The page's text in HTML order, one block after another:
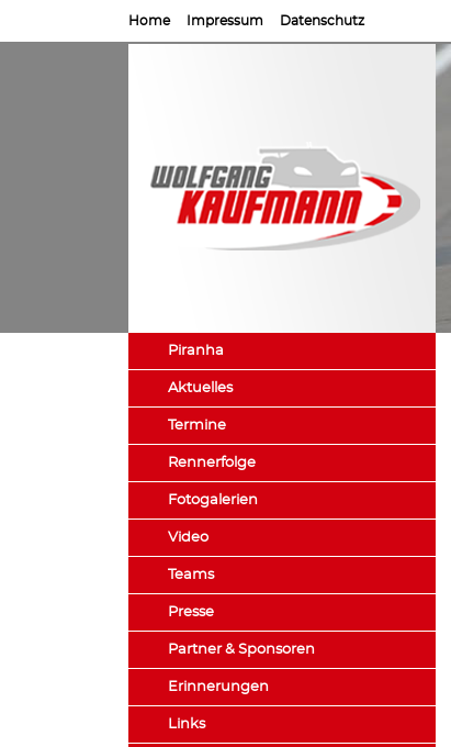
Home Impressum Datenschutz
Piranha
Aktuelles
Termine
Rennerfolge
Fotogalerien
Video
Teams
Presse
Partner & Sponsoren
Erinnerungen
Links